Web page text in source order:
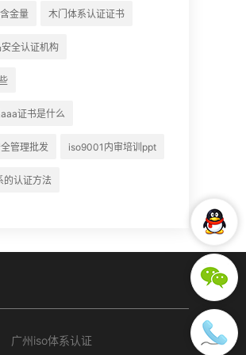
金量 木门体系认证证书
全认证机构
证书是什么
管理批发 iso9001内审培训ppt
的认证方法
广州iso体系认证